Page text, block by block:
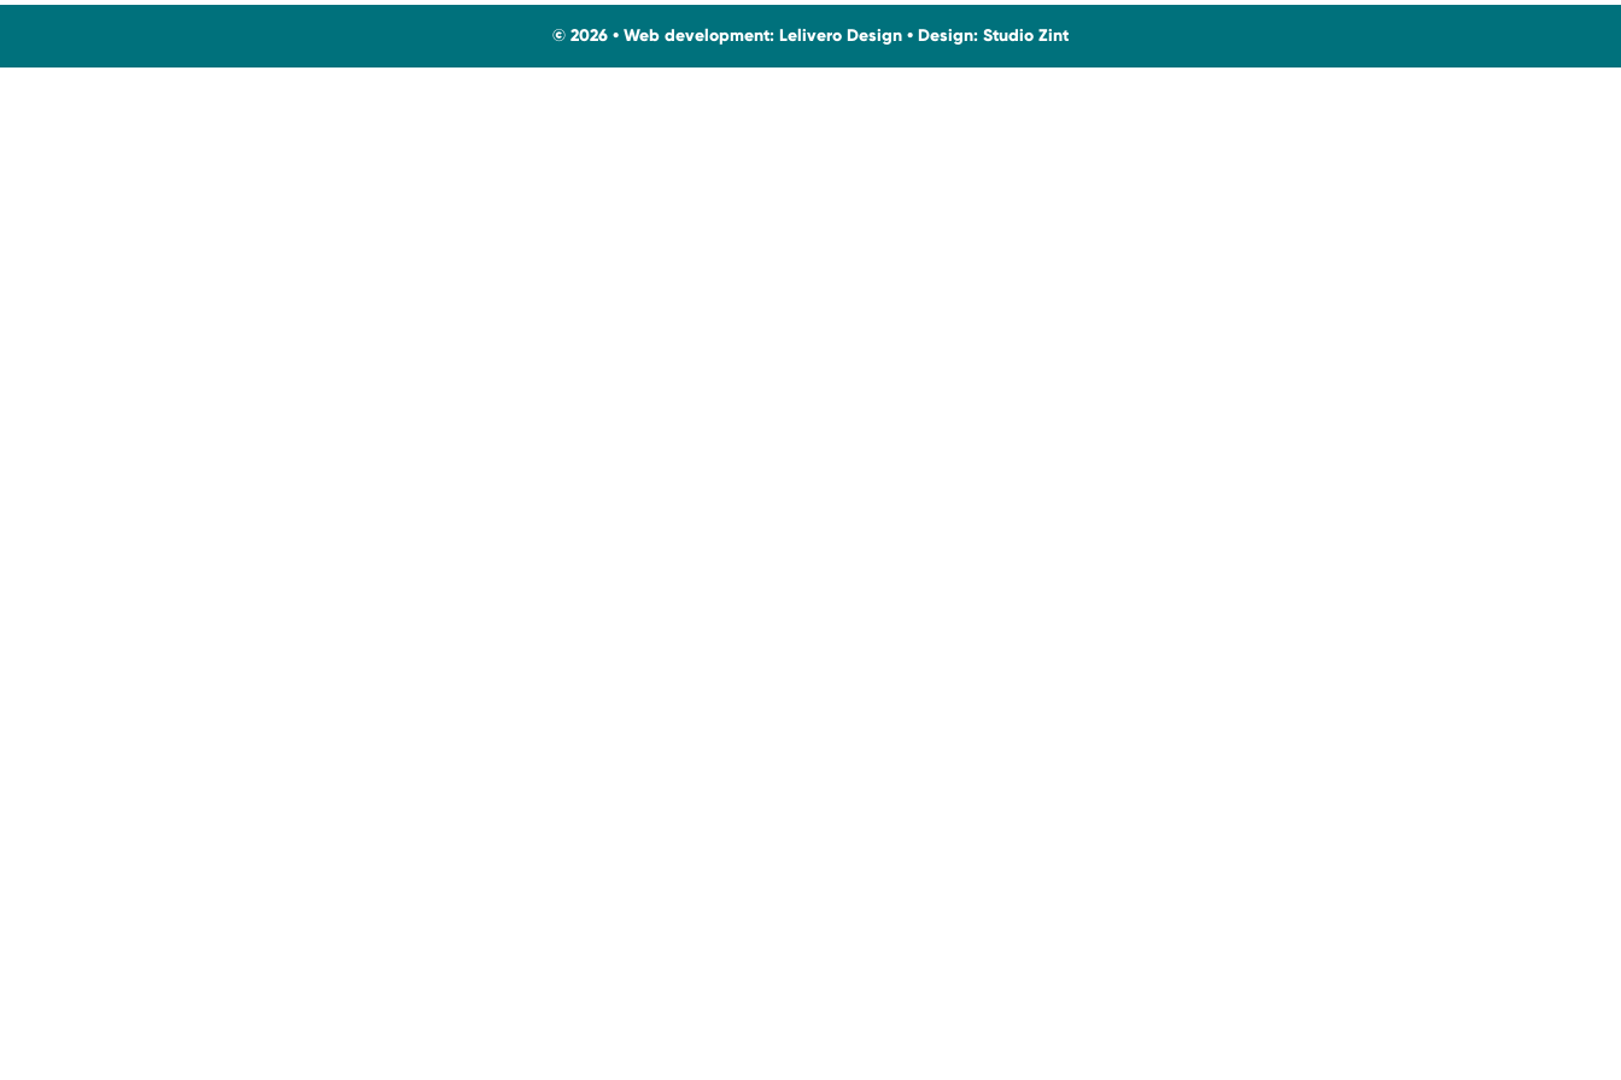
© 2026 • Web development: Lelivero Design • Design: Studio Zint